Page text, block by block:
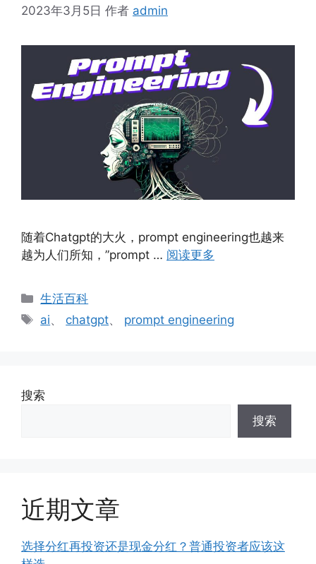
2023年3月5日 作者 admin
随着Chatgpt的大火，prompt engineering也越来
越为人们所知，”prompt … 阅读更多
分
类
生活百科
标
ai、 chatgpt、 prompt engineering
搜索
搜索
近期文章
选择分红再投资还是现金分红？普通投资者应该这